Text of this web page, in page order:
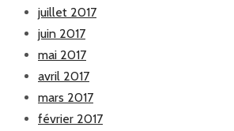
juillet 2017
juin 2017
mai 2017
avril 2017
mars 2017
février 2017